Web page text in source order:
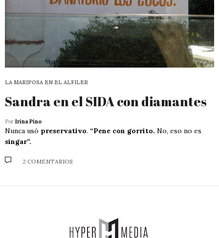
LA MARIPOSA EN EL ALFILER
Sandra en el SIDA con diamantes
Por Irina Pino
Nunca usó preservativo. “Pene con gorrito. No, eso no es
singar”.
2 COMENTARIOS